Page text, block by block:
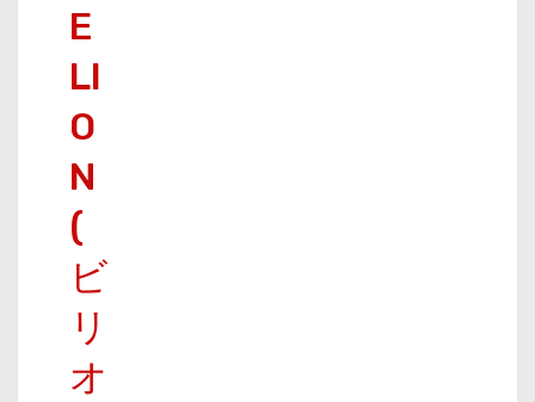
E
LI
O
N
(
ビ
リ
オ